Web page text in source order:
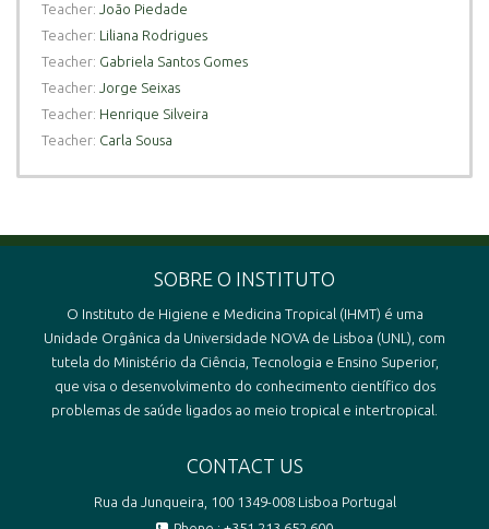
Teacher: João Piedade
Teacher: Liliana Rodrigues
Teacher: Gabriela Santos Gomes
Teacher: Jorge Seixas
Teacher: Henrique Silveira
Teacher: Carla Sousa
SOBRE O INSTITUTO
O Instituto de Higiene e Medicina Tropical (IHMT) é uma
Unidade Orgânica da Universidade NOVA de Lisboa (UNL), com
tutela do Ministério da Ciência, Tecnologia e Ensino Superior,
que visa o desenvolvimento do conhecimento científico dos
problemas de saúde ligados ao meio tropical e intertropical.
CONTACT US
Rua da Junqueira, 100 1349-008 Lisboa Portugal